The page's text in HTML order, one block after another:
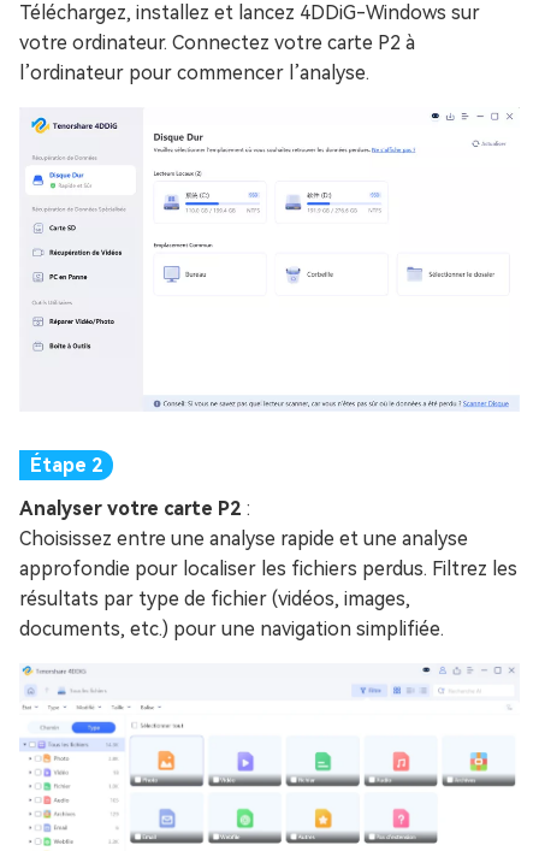
Téléchargez, installez et lancez 4DDiG-Windows sur
votre ordinateur. Connectez votre carte P2 à
l’ordinateur pour commencer l’analyse.
Analyser votre carte P2 :
Choisissez entre une analyse rapide et une analyse
approfondie pour localiser les fichiers perdus. Filtrez les
résultats par type de fichier (vidéos, images,
documents, etc.) pour une navigation simplifiée.